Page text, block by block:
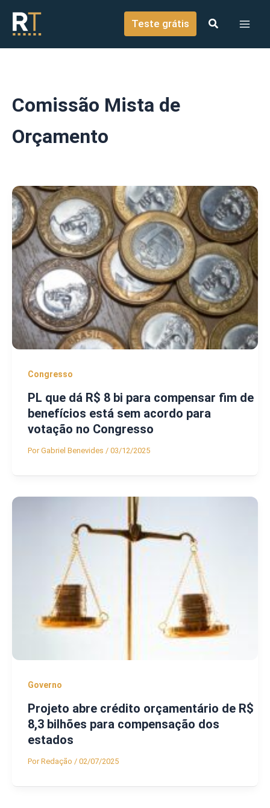
conteúdo
Teste grátis
Comissão Mista de
Orçamento
Congresso
PL que dá R$ 8 bi para compensar fim de
benefícios está sem acordo para
votação no Congresso
PorGabriel Benevides / 03/12/2025
Governo
Projeto abre crédito orçamentário de R$
8,3 bilhões para compensação dos
estados
PorRedação / 02/07/2025